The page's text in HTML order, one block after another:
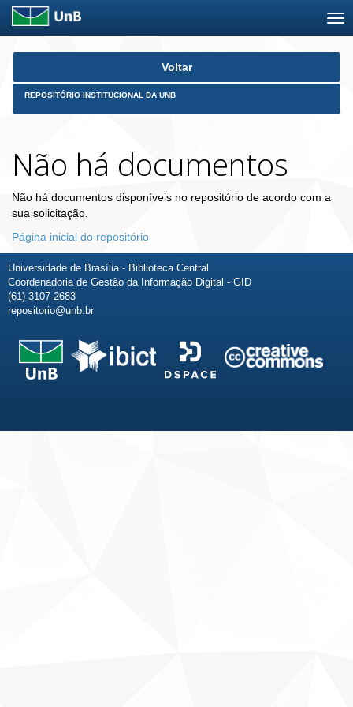
Skip
Voltar
REPOSITÓRIO INSTITUCIONAL DA UNB
Não há documentos
Não há documentos disponíveis no repositório de acordo com a
sua solicitação.
Página inicial do repositório
Universidade de Brasília - Biblioteca Central
Coordenadoria de Gestão da Informação Digital - GID
(61) 3107-2683
repositorio@unb.br